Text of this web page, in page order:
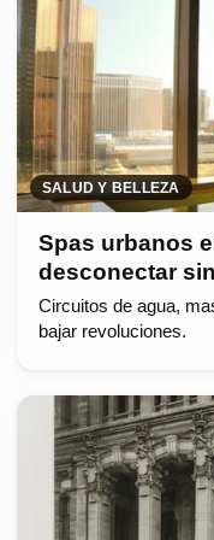
SALUD Y BELLEZA
Spas urbanos
desconectar
Circuitos de agua,
bajar revoluciones.